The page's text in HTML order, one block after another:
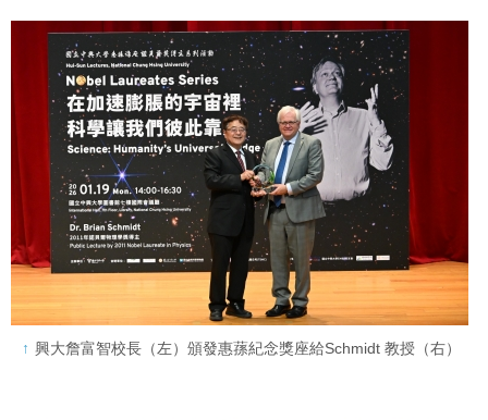
興大詹富智校長（左）頒發惠蓀紀念獎座給Schmidt 教授（右）